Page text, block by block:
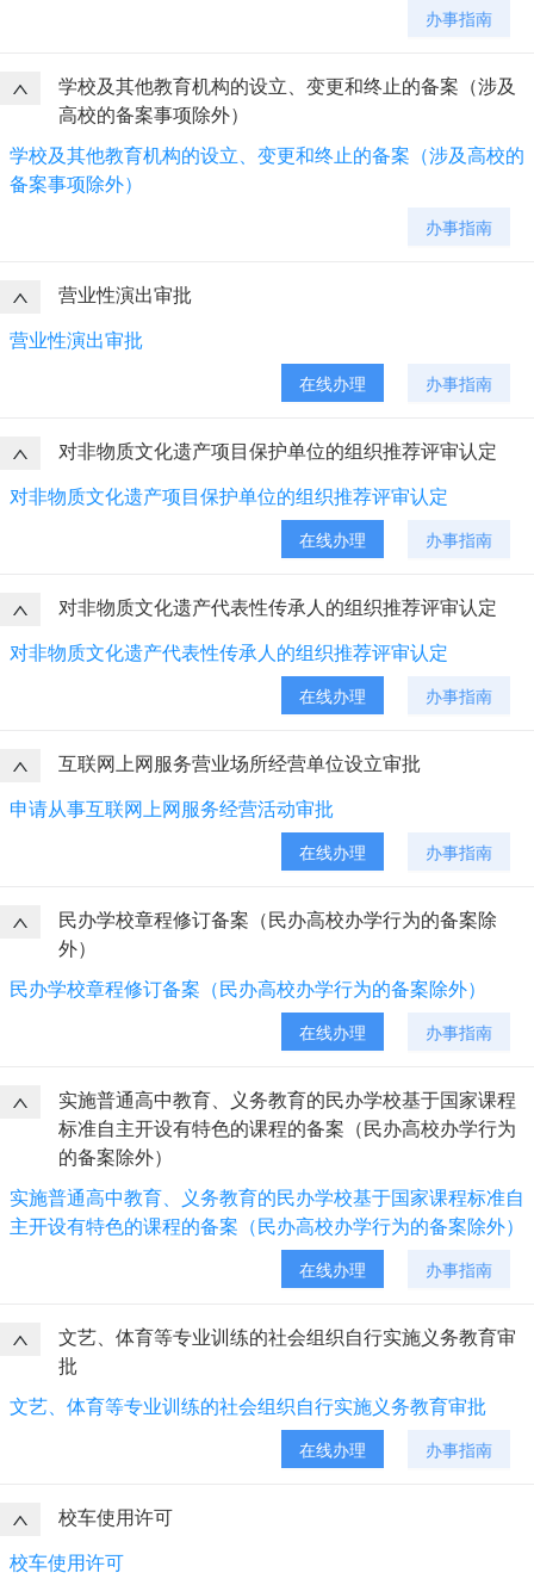
办事指南
学校及其他教育机构的设立、变更和终止的备案（涉及
高校的备案事项除外）
学校及其他教育机构的设立、变更和终止的备案（涉及高校的
备案事项除外）
办事指南
营业性演出审批
营业性演出审批
在线办理 办事指南
对非物质文化遗产项目保护单位的组织推荐评审认定
对非物质文化遗产项目保护单位的组织推荐评审认定
在线办理 办事指南
对非物质文化遗产代表性传承人的组织推荐评审认定
对非物质文化遗产代表性传承人的组织推荐评审认定
在线办理 办事指南
互联网上网服务营业场所经营单位设立审批
申请从事互联网上网服务经营活动审批
在线办理 办事指南
民办学校章程修订备案（民办高校办学行为的备案除
外）
民办学校章程修订备案（民办高校办学行为的备案除外）
在线办理 办事指南
实施普通高中教育、义务教育的民办学校基于国家课程
标准自主开设有特色的课程的备案（民办高校办学行为
的备案除外）
实施普通高中教育、义务教育的民办学校基于国家课程标准自
主开设有特色的课程的备案（民办高校办学行为的备案除外）
在线办理 办事指南
文艺、体育等专业训练的社会组织自行实施义务教育审
批
文艺、体育等专业训练的社会组织自行实施义务教育审批
在线办理 办事指南
校车使用许可
校车使用许可